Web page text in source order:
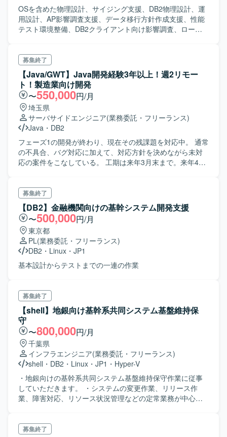
OSを含めた物理設計、サイジング支援、DB2物理設計、運
用設計、AP影響調査支援、データ移行方針作成支援、性能
テスト環境整備、DB2クライアント向け影響調査、ローカ
募集終了
【Java/GWT】Java開発経験3年以上！週2リモー
ト！製造業向け開発
〜550,000円/月
埼玉県
サーバサイドエンジニア(業務委託・フリーランス)
Java ・ DB2
フェーズ1の開発が終わり、現在その残課題を対応中。 通常
の不具合、バグ対応に加えて、対応方針を決めながら未対
応の案件をこなしている。 工期は来年3月末まで。来年4月
募集終了
【DB2】金融機関向けの基幹システム開発支援
〜500,000円/月
東京都
PL(業務委託・フリーランス)
DB2 ・ Linux ・ JP1
基本設計からテストまでの一連の作業
募集終了
【shell】地銀向け基幹系共同システム基盤維持保
守
〜800,000円/月
千葉県
インフラエンジニア(業務委託・フリーランス)
shell ・ DB2 ・ Linux ・ JP1 ・ Hyper-V
・地銀向けの基幹系共同システム基盤維持保守作業に従事
していただきます。 ・システムの変更作業、リリース作
業、障害対応、リソース状況管理などの定常業務が中心と
募集終了